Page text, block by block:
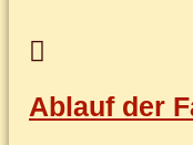
Ab­lauf der